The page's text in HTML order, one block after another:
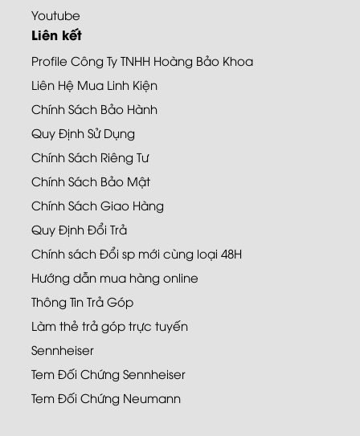
Youtube
Liên kết
Profile Công Ty TNHH Hoàng Bảo Khoa
Liên Hệ Mua Linh Kiện
Chính Sách Bảo Hành
Quy Định Sử Dụng
Chính Sách Riêng Tư
Chính Sách Bảo Mật
Chính Sách Giao Hàng
Quy Định Đổi Trả
Chính sách Đổi sp mới cùng loại 48H
Hướng dẫn mua hàng online
Thông Tin Trả Góp
Làm thẻ trả góp trực tuyến
Sennheiser
Tem Đối Chứng Sennheiser
Tem Đối Chứng Neumann